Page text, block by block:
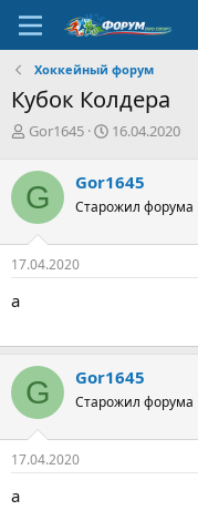
Хоккейный форум
Кубок Колдера
А
т
о
р
т
е
м
Gor1645
Д
а
н
ч
16.04.2020
G Gor1645
Старожил форума
17.04.2020
а
G Gor1645
Старожил форума
17.04.2020
а